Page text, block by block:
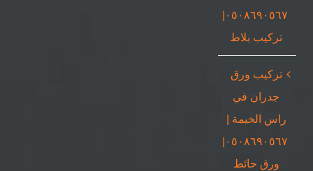
٠٥٠٨٦٩٠٥٦٧|
تركيب بلاط
تركيب ورق
جدران في
راس الخيمة |
٠٥٠٨٦٩٠٥٦٧|
ورق حائط